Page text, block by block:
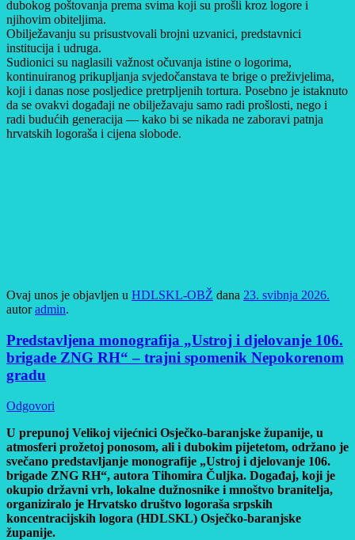
dubokog poštovanja prema svima koji su prošli kroz logore i
njihovim obiteljima.
Obilježavanju su prisustvovali brojni uzvanici, predstavnici
institucija i udruga.
Sudionici su naglasili važnost očuvanja istine o logorima,
kontinuiranog prikupljanja svjedočanstava te brige o preživjelima,
koji i danas nose posljedice pretrpljenih tortura. Posebno je istaknuto
da se ovakvi događaji ne obilježavaju samo radi prošlosti, nego i
radi budućih generacija — kako bi se nikada ne zaboravi patnja
hrvatskih logoraša i cijena slobode.
Ovaj unos je objavljen u HDLSKL-OBŽ dana 23. svibnja 2026.
autoradmin.
Predstavljena monografija „Ustroj i djelovanje 106.
brigade ZNG RH“ – trajni spomenik Nepokorenom
gradu
Odgovori
U prepunoj Velikoj vijećnici Osječko-baranjske županije, u
atmosferi prožetoj ponosom, ali i dubokim pijetetom, održano je
svečano predstavljanje monografije „Ustroj i djelovanje 106.
brigade ZNG RH“, autora Tihomira Čuljka. Događaj, koji je
okupio državni vrh, lokalne dužnosnike i mnoštvo branitelja,
organiziralo je Hrvatsko društvo logoraša srpskih
koncentracijskih logora (HDLSKL) Osječko-baranjske
županije.